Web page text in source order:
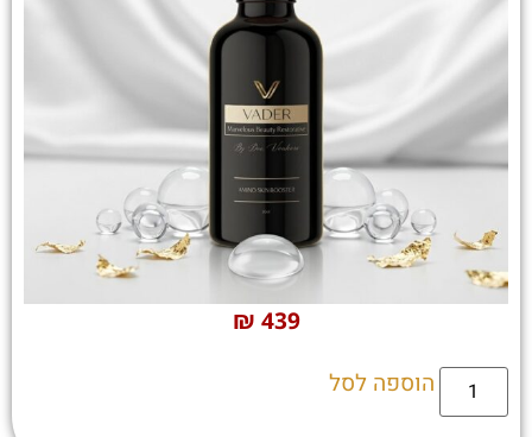
₪ 439
הוספה לסל